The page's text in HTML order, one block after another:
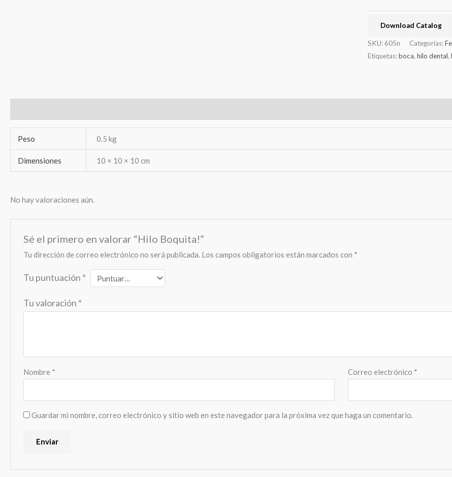
Download Catalog
SKU: 605n Categorías:
Etiquetas:boca,hilo dental,
Peso 0.5 kg
Dimensiones 10 × 10 × 10 cm
No hay valoraciones aún.
Sé el primero en valorar “Hilo Boquita!”
Tu dirección de correo electrónico no será publicada. Los campos obligatorios están marcados con *
Tu puntuación *
Tu valoración *
Nombre * Correo electrónico *
Guardar mi nombre, correo electrónico y sitio web en este navegador para la próxima vez que haga un comentario.